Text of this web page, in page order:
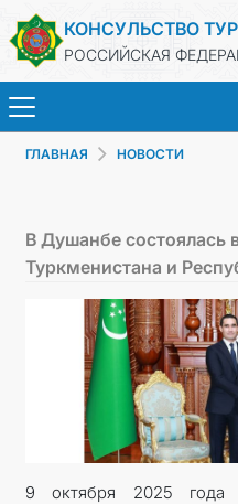
КОНСУЛЬСТВО
РОССИЙСКАЯ
ПРОДЛЕНИЕ
ГЛАВНАЯ НОВОСТИ
В Душанбе состоялась
Туркменистана и
9 октября 2025 года